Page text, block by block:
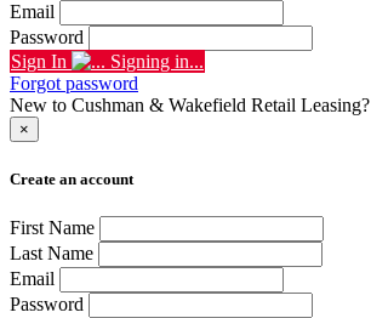
Email
Password
Sign In
Signing in...
Forgot password
New to Cushman & Wakefield Retail Leasing?
×
Create an account
First Name
Last Name
Email
Password